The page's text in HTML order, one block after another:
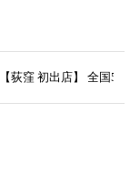
【荻窪 初出店】 全国50